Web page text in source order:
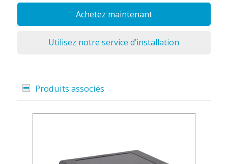
Achetez maintenant
Utilisez notre service d’installation
Produits associés